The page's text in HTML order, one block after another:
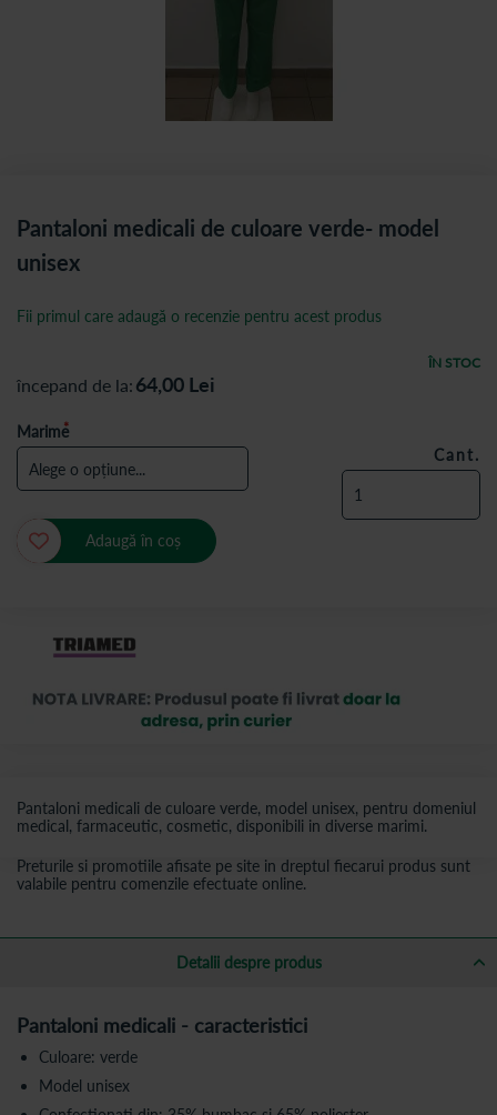
Pantaloni medicali de culoare verde, model unisex, pentru domeniul
medical, farmaceutic, cosmetic, disponibili in diverse marimi.
Pantaloni medicali de culoare verde- model
unisex
ÎN STOC
Fii primul care adaugă o recenzie pentru acest produs
începand de la 64,00 Lei
Marime
Cant.
Adaugă în coș
Preturile si promotiile afisate pe site in dreptul fiecarui produs sunt
valabile pentru comenzile efectuate online.
Detalii despre produs
Pantaloni medicali - caracteristici
Culoare: verde
Model unisex